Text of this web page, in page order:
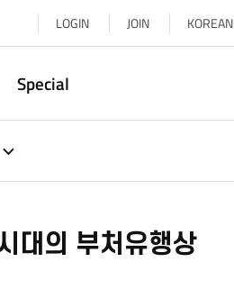
LOGIN JOIN KOREAN
Special
대의 부처유행상